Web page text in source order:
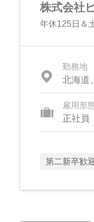
株式会社
年休125日＆
勤務地
北海道
雇用形
正社員
第二新卒歓